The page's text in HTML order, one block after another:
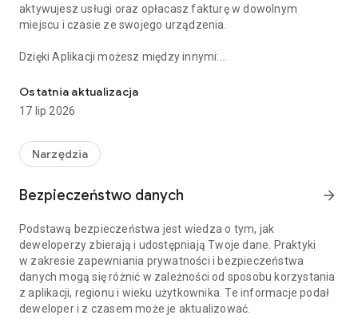
aktywujesz usługi oraz opłacasz fakturę w dowolnym
miejscu i czasie ze swojego urządzenia.
Dzięki Aplikacji możesz między innymi:
swoich numerach,
• opłacić fakturę oraz sprawdzić historię wpłat,
• samodzielnie pobrać faktury oraz billingi, bez konieczności
• zmienić swój plan taryfowy bez konieczności kontaktu z
Biurem Obsługi Klienta,
• zarządzać zgodami marketingowymi,
• złożyć wniosek o wymianę karty SIM lub zmianę danych,
• przesłać do nas wiadomość, zgłoszenie poprzez formularz,
• skontaktować się z naszym sprzedawcą.
Twój komfort i wygoda korzystania są dla nas bardzo ważne,
a to dopiero początek, bo nasza aplikacja będzie stopniowo
Ostatnia aktualizacja
17 lip 2026
Narzędzia
Bezpieczeństwo danych arrow_forward
Podstawą bezpieczeństwa jest wiedza o tym, jak
deweloperzy zbierają i udostępniają Twoje dane. Praktyki
w zakresie zapewniania prywatności i bezpieczeństwa
danych mogą się różnić w zależności od sposobu korzystania
z aplikacji, regionu i wieku użytkownika. Te informacje podał
deweloper i z czasem może je aktualizować.